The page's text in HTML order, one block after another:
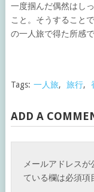
一度掴んだ偶然はし
こと。そうすること
の一人旅で得た所感
Tags: 一人旅, 旅行,
ADD A
メールアドレスが
ている欄は必須項